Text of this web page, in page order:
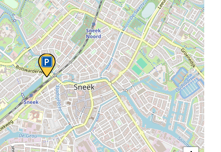
Veel bezochte pagina's:
Top 10 leuke dingen
Vakantie vieren in Sneek
Uitgaan in Sneek
Overnachten in Sneek
Citygame Escapegame Sneek
Webcams
De leukste routes